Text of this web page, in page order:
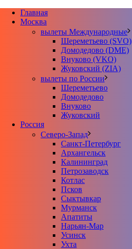
Главная
Москва
вылеты Международные
Шереметьево (SVO)
Домодедово (DME)
Внуково (VKO)
Жуковский (ZIA)
вылеты по России
Шереметьево
Домодедово
Внуково
Жуковский
Россия
Северо-Запад
Санкт-Петербург
Архангельск
Калининград
Петрозаводск
Котлас
Псков
Сыктывкар
Мурманск
Апатиты
Нарьян-Мар
Усинск
Ухта